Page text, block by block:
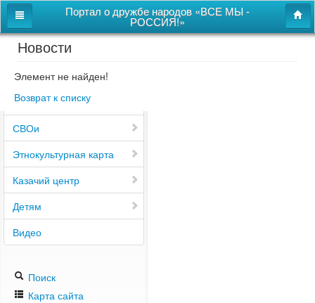
Портал о дружбе народов «ВСЕ МЫ -
РОССИЯ!»
Главная
Дом дружбы народов
Новости
СВОи
Этнокультурная карта
Казачий центр
Детям
Видео
Поиск
Карта сайта
Новости
Элемент не найден!
Возврат к списку